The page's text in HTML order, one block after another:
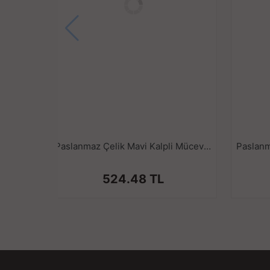
Paslanmaz Çelik Mavi Kalpli Mücevher Taşlı Pürüzsüz Gold Metal Anal Butt Plug - Küçük Boy
524.48 TL